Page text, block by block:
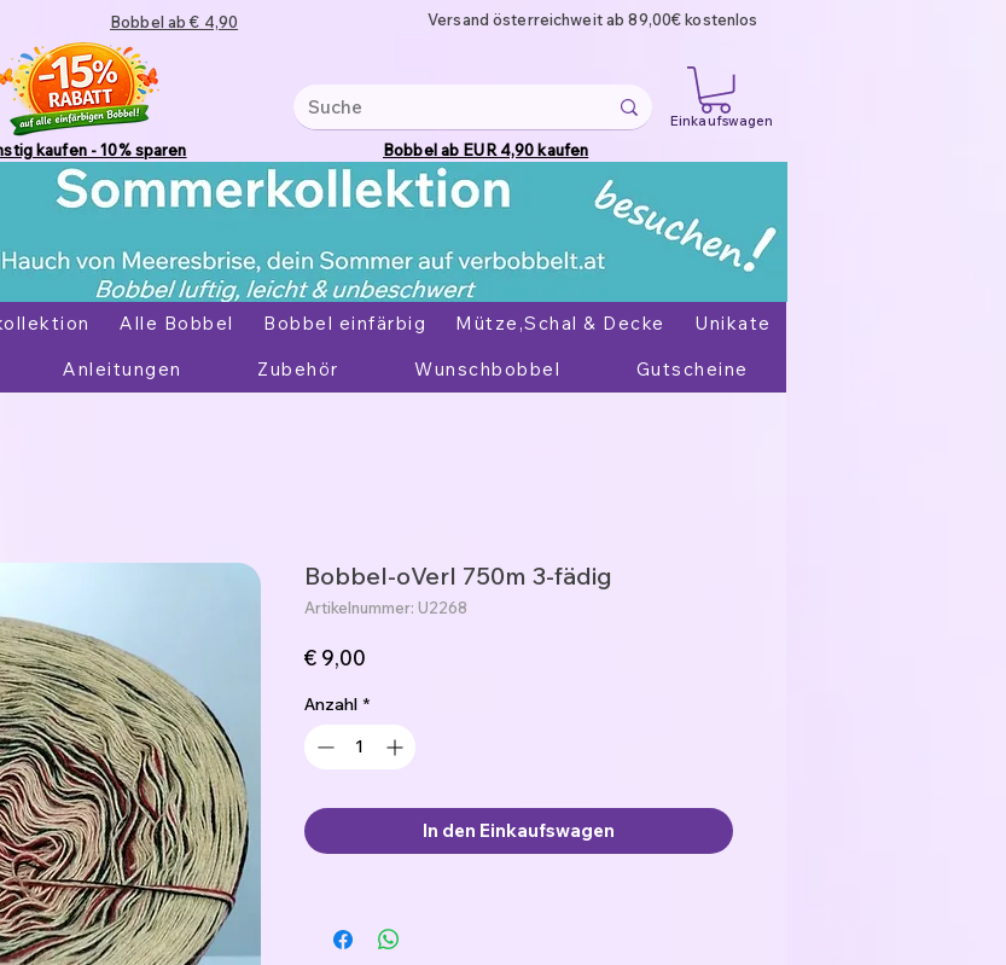
Bobbel ab € 4,90 Versand österreichweit ab 89,00€ kostenlos
Einkaufswagen
kaufen - 10% sparen Bobbel ab EUR 4,90 kaufen
Alle Bobbel Bobbel einfärbig Mütze,Schal & Decke
Unikate
Anleitungen Zubehör Wunschbobbel Gutscheine
Bobbel-oVerl 750m 3-fädig
Artikelnummer: U2268
€ 9,00Preis
Anzahl *
In den Einkaufswagen